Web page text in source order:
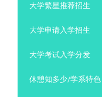
大学繁星推荐招生
大学申请入学招生
大学考试入学分发
休憩知多少/学系特色